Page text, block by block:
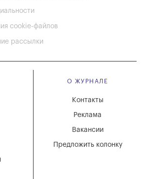
cookie-файлов
рассылки
О ЖУРНАЛЕ
Вакансии
Реклама
Контакты
Предложить колонку